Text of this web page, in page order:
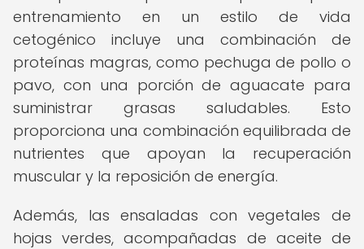
entrenamiento en un estilo de vida
cetogénico incluye una combinación de
proteínas magras, como pechuga de pollo o
pavo, con una porción de aguacate para
suministrar grasas saludables. Esto
proporciona una combinación equilibrada de
nutrientes que apoyan la recuperación
muscular y la reposición de energía.
Además, las ensaladas con vegetales de
hojas verdes, acompañadas de aceite de